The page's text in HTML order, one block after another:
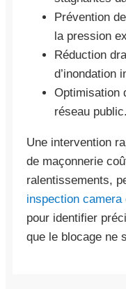
Prévention
la pression
Réduction
d’inondation
Optimisation
réseau public.
Une intervention
de maçonnerie
ralentissements,
inspection
pour identifier
que le blocage ne